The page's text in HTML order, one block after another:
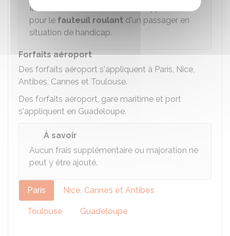
Il est interdit de demander un supplément
pour le fauteuil roulant d'un passager en
situation de handicap.
Forfaits aéroport
Des forfaits aéroport s'appliquent à Paris, Nice,
Antibes, Cannes et Toulouse.
Des forfaits aéroport, gare maritime et port
s'appliquent en Guadeloupe.
À savoir
Aucun frais supplémentaire ou majoration ne
peut y être ajouté.
Paris Nice, Cannes et Antibes
Toulouse Guadeloupe